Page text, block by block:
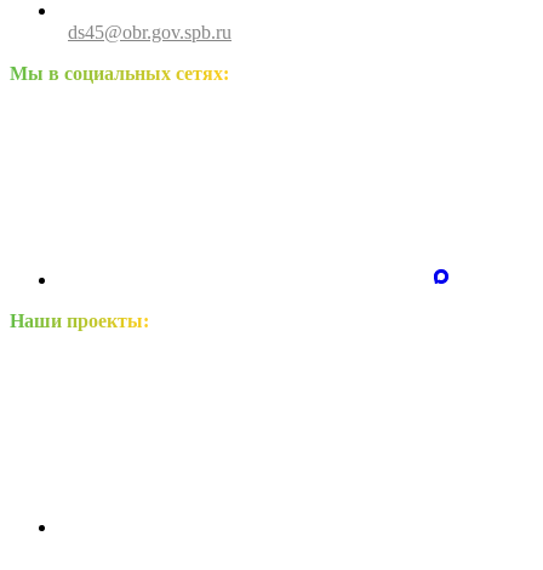
ds45@obr.gov.spb.ru
Мы в социальных сетях:
Наши проекты: